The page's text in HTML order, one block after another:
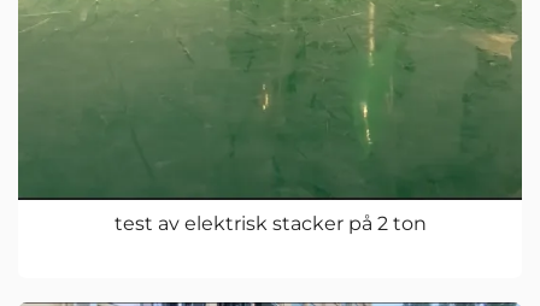
test av elektrisk stacker på 2 ton